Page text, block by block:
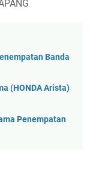
Banda
(HONDA Arista)
Penempatan